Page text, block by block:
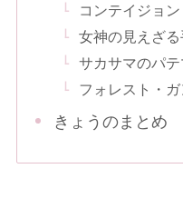
コンテイジョン
女神の見えざ
サカサマのパテ
フォレスト・
きょうのまとめ